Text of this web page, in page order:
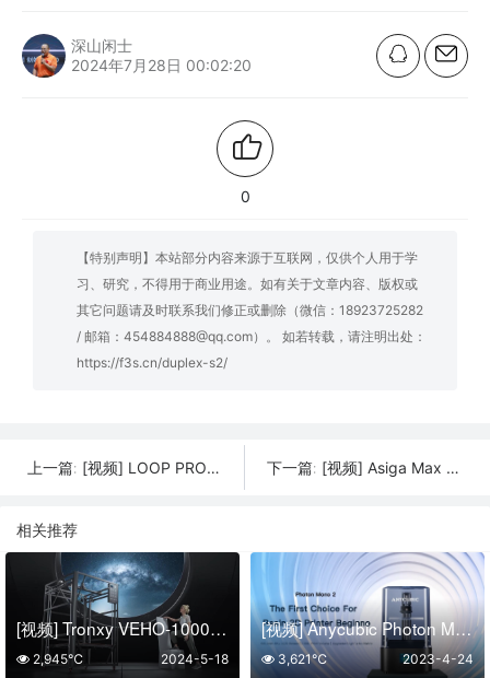
深山闲士
2024年7月28日 00:02:20
0
【特别声明】本站部分内容来源于互联网，仅供个人用于学
习、研究，不得用于商业用途。如有关于文章内容、版权或
其它问题请及时联系我们修正或删除（微信：18923725282
/ 邮箱：454884888@qq.com）。 如若转载，请注明出处：
https://f3s.cn/duplex-s2/
上一篇: [视频] LOOP PRO X+ 新型3D打印机：最大限度地提高您的生产效率 下一篇: [视频] Asiga Max 2 专为超越而打造
相关推荐
[视频] Tronxy VEHO-1000-16：1000x1000x1600mm 320°c 高温直驱3D打印机
2024-5-18
2,945℃
[视频] Anycubic Photon Mono 2 – 6.6寸4K LCD光固化3D打印机 初学者的首选
2023-4-24
3,621℃